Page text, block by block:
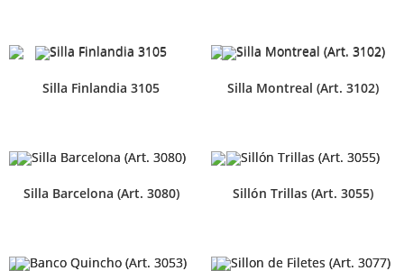
Silla Finlandia 3105 Silla Montreal (Art. 3102)
Silla Barcelona (Art. 3080) Sillón Trillas (Art. 3055)